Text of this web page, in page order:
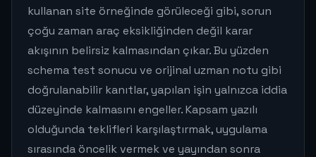
kullanan site örneğinde görüleceği gibi, sorun
çoğu zaman araç eksikliğinden değil karar
akışının belirsiz kalmasından çıkar. Bu yüzden
schema test sonucu ve orijinal uzman notu gibi
doğrulanabilir kanıtlar, yapılan işin yalnızca iddia
düzeyinde kalmasını engeller. Kapsam yazılı
olduğunda teklifleri karşılaştırmak, uygulama
sırasında öncelik vermek ve yayından sonra